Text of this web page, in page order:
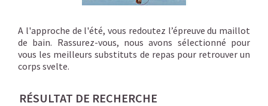
A l'approche de l'été, vous redoutez l’épreuve du maillot
de bain. Rassurez-vous, nous avons sélectionné pour
vous les meilleurs substituts de repas pour retrouver un
corps svelte.
RÉSULTAT DE RECHERCHE